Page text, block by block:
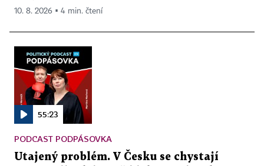
10. 8. 2026 ▪ 4 min. čtení
55:23
PODCAST PODPÁSOVKA
Utajený problém. V Česku se chystají